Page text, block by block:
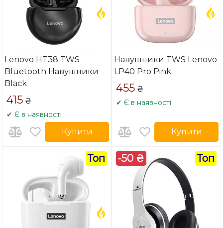
Lenovo HT38 TWS
Bluetooth Навушники
Black
415 ₴
✔ Є в наявності
Купити
Навушники TWS Lenovo
LP40 Pro Pink
455 ₴
✔ Є в наявності
Купити
Топ -50 ₴ Топ